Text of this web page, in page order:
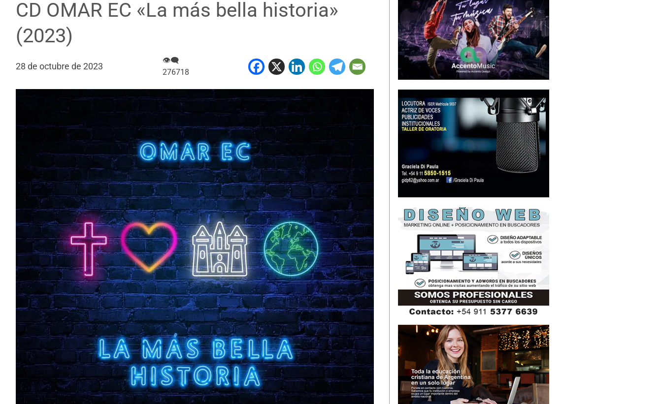
CD OMAR EC «La más bella historia»
(2023)
28 de octubre de 2023
👁‍🗨
276718